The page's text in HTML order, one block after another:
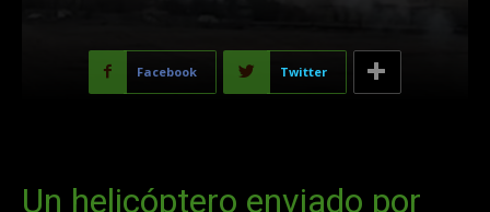
Facebook Twitter
Un helicóptero enviado por